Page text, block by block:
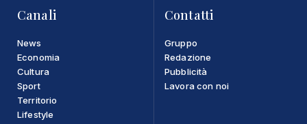
Canali
News
Economia
Cultura
Sport
Territorio
Lifestyle
Contatti
Gruppo
Redazione
Pubblicità
Lavora con noi